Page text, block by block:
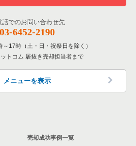
話でのお問い合わせ先
03-6452-2190
～17時（土・日・祝祭日を除く）
トコム 居抜き売却担当者まで
メニューを表示
売却成功事例一覧